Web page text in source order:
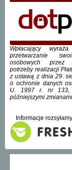
Wpłacający
przetwarzanie
osobowych
potrzeby realizacji
z ustawą z dnia 29.
o ochronie danych
U. 1997 r. nr
późniejszymi
Informacje